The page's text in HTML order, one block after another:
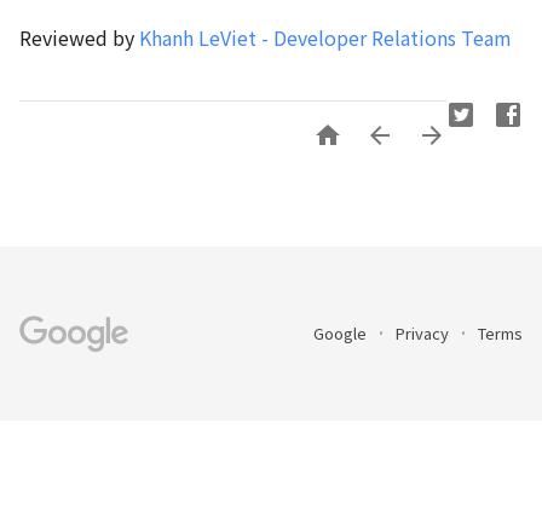
Reviewed by Khanh LeViet - Developer Relations Team
  
Google Privacy Terms